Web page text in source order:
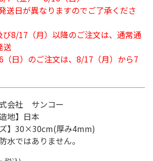
送日が異なりますのでご了承くださ
び8/17（月）以降のご注文は、通常通
送
（日）のご注文は、8/17（月）から7
式会社 サンコー
地】日本
ズ】30×30cm(厚み4mm)
水ではありません。